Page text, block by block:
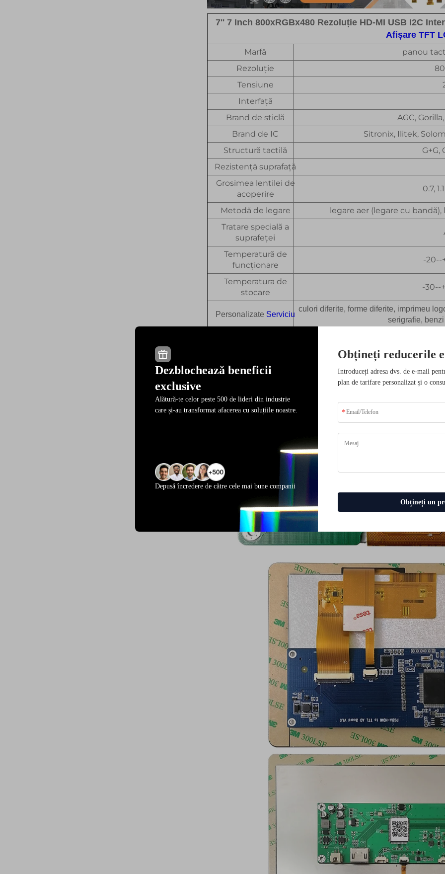
7'' 7 Inch 800xRGBx480 Rezoluție HD-MI USB I2C
Afișare TFT
Marfă
panou
Rezoluție
Tensiune
Interfață
Brand de sticlă
AGC,
Brand de IC
Sitronix, Ilitek,
Structură tactilă
G+G,
Rezistență suprafață
Grosimea lentilei de
acoperire
0.7,
Metodă de legare
legare aer (legare cu bandă),
Tratare specială a
suprafeței
Temperatură de
funcționare
-20--
Temperatura de
stocare
-30--
Personalizate Serviciu
culori diferite, forme diferite, imprimeu
serigrafie,
Dezblochează beneficii
exclusive
Alătură-te celor peste 500 de lideri din industrie
care și-au transformat afacerea cu soluțiile noastre.
Depusă încredere de către cele mai bune companii
Obțineți reducerile
Introduceți adresa dvs. de e-mail
plan de tarifare personalizat și o
Obțineți un